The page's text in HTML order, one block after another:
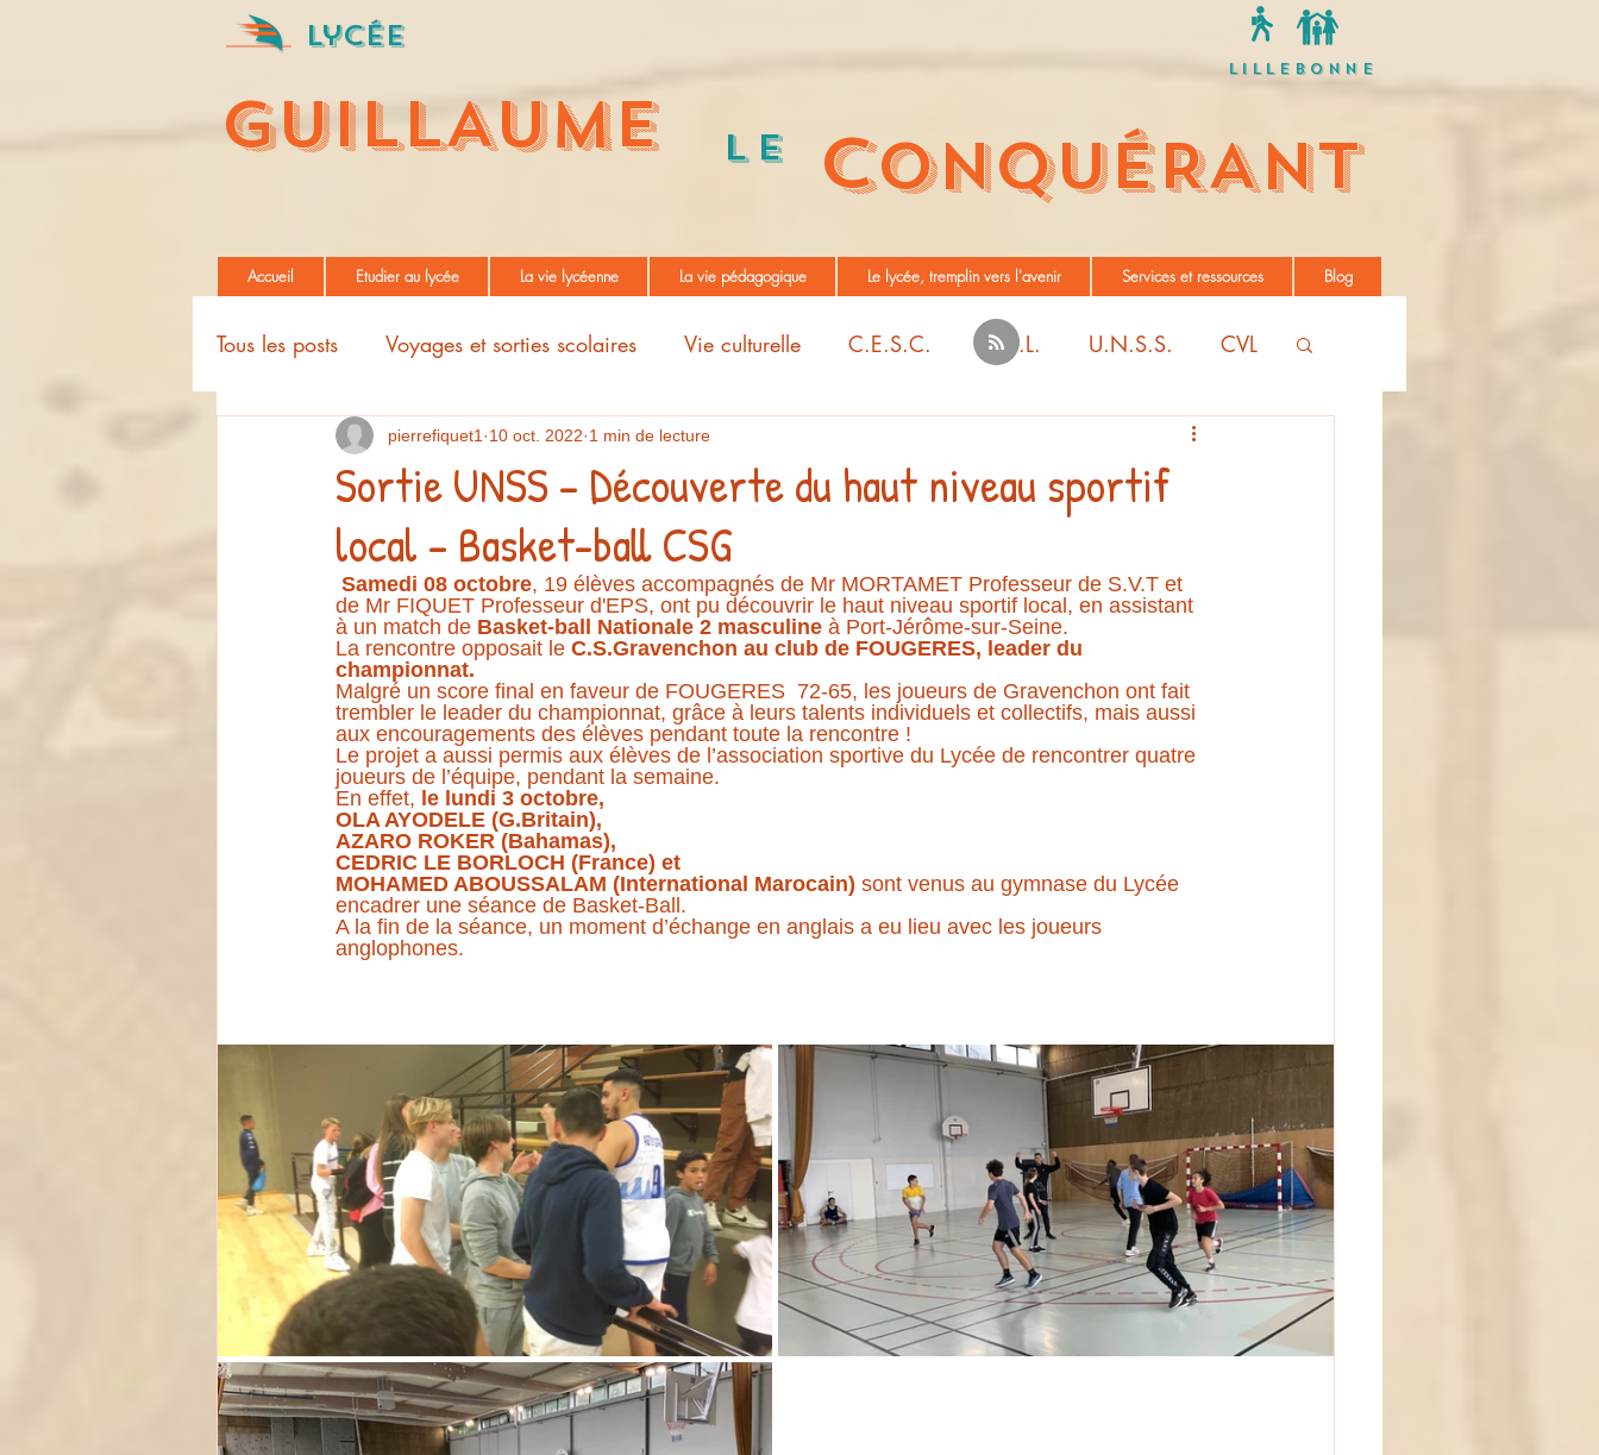
Lycée
Lillebonne
GUILLAUME Le CONQUÉRANT
Accueil Etudier au lycée La vie lycéenne La vie pédagogique Le lycée, tremplin vers l'avenir Services et ressources Blog
Tous les posts Voyages et sorties scolaires Vie culturelle C.E.S.C. M.D.L. U.N.S.S. CVL
Projets pédagogiques
Sortie UNSS – Découverte du haut niveau sportif
local – Basket-ball CSG
pierrefiquet1 10 oct. 2022 1 min de lecture
Samedi 08 octobre, 19 élèves accompagnés de Mr MORTAMET Professeur de S.V.T et
de Mr FIQUET Professeur d'EPS, ont pu découvrir le haut niveau sportif local, en assistant
à un match de Basket-ball Nationale 2 masculine à Port-Jérôme-sur-Seine.
La rencontre opposait le C.S.Gravenchon au club de FOUGERES, leader du
championnat.
Malgré un score final en faveur de FOUGERES  72-65, les joueurs de Gravenchon ont fait
trembler le leader du championnat, grâce à leurs talents individuels et collectifs, mais aussi
aux encouragements des élèves pendant toute la rencontre !
Le projet a aussi permis aux élèves de l’association sportive du Lycée de rencontrer quatre
joueurs de l’équipe, pendant la semaine.
En effet, le lundi 3 octobre,
OLA AYODELE (G.Britain),
AZARO ROKER (Bahamas),
CEDRIC LE BORLOCH (France) et
MOHAMED ABOUSSALAM (International Marocain) sont venus au gymnase du Lycée
encadrer une séance de Basket-Ball.
A la fin de la séance, un moment d’échange en anglais a eu lieu avec les joueurs
anglophones.